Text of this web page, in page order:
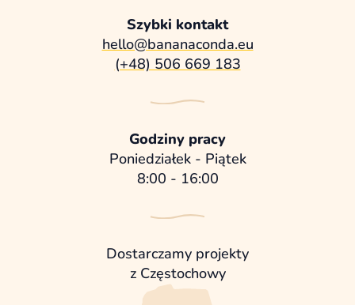
Szybki kontakt
hello@bananaconda.eu
(+48) 506 669 183
Godziny pracy
Poniedziałek - Piątek
8:00 - 16:00
Dostarczamy projekty
z Częstochowy